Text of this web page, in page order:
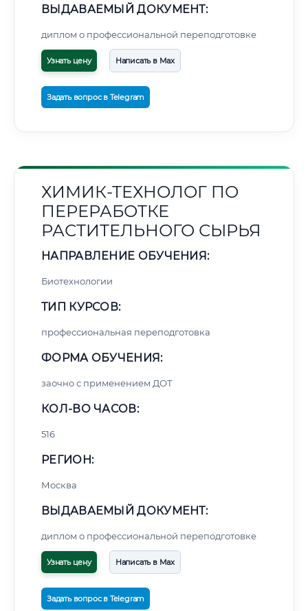
ВЫДАВАЕМЫЙ ДОКУМЕНТ:
диплом о профессиональной переподготовке
Узнать цену Написать в Max
Задать вопрос в Telegram
ХИМИК-ТЕХНОЛОГ ПО
ПЕРЕРАБОТКЕ
РАСТИТЕЛЬНОГО СЫРЬЯ
НАПРАВЛЕНИЕ ОБУЧЕНИЯ:
Биотехнологии
ТИП КУРСОВ:
профессиональная переподготовка
ФОРМА ОБУЧЕНИЯ:
заочно с применением ДОТ
КОЛ-ВО ЧАСОВ:
516
РЕГИОН:
Москва
ВЫДАВАЕМЫЙ ДОКУМЕНТ:
диплом о профессиональной переподготовке
Узнать цену Написать в Max
Задать вопрос в Telegram